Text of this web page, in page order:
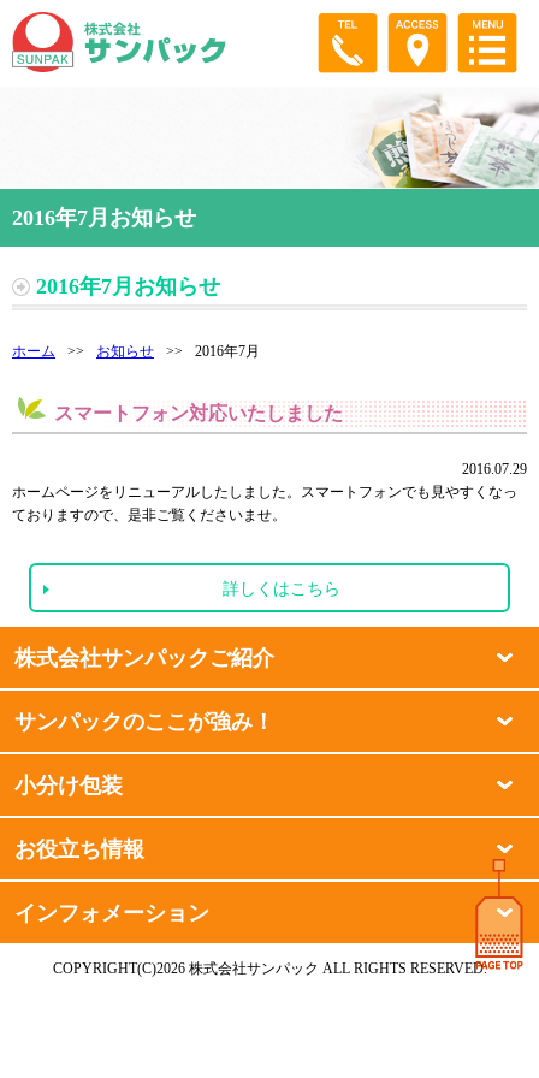
2016年7月お知らせ
2016年7月お知らせ
ホーム >> お知らせ >> 2016年7月
スマートフォン対応いたしました
2016.07.29
ホームページをリニューアルしたしました。スマートフォンでも見やすくなっ
ておりますので、是非ご覧くださいませ。
詳しくはこちら
株式会社サンパックご紹介
サンパックのここが強み！
小分け包装
お役立ち情報
インフォメーション
COPYRIGHT(C)2026 株式会社サンパック ALL RIGHTS RESERVED.